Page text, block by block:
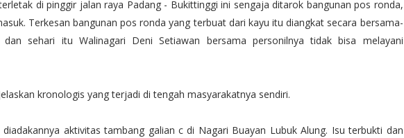
di pinggir jalan raya Padang - Bukittinggi ini sengaja ditarok bangunan pos ronda,
Terkesan bangunan pos ronda yang terbuat dari kayu itu diangkat secara bersama-
sehari itu Walinagari Deni Setiawan bersama personilnya tidak bisa melayani
kronologis yang terjadi di tengah masyarakatnya sendiri.
aktivitas tambang galian c di Nagari Buayan Lubuk Alung. Isu terbukti dan